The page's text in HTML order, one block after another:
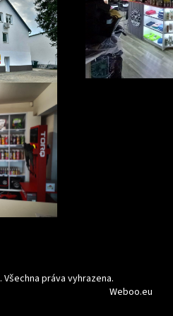
. Všechna práva vyhrazena.
Weboo.eu